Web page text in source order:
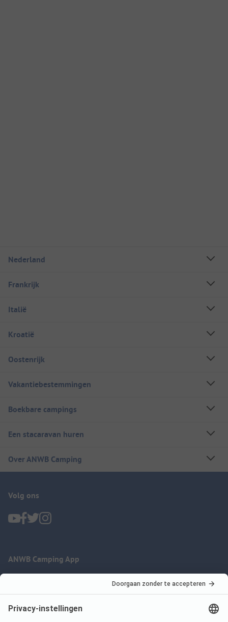
Nederland
Frankrijk
Italië
Kroatië
Oostenrijk
Vakantiebestemmingen
Boekbare campings
Een stacaravan huren
Over ANWB Camping
Volg ons
ANWB Camping App